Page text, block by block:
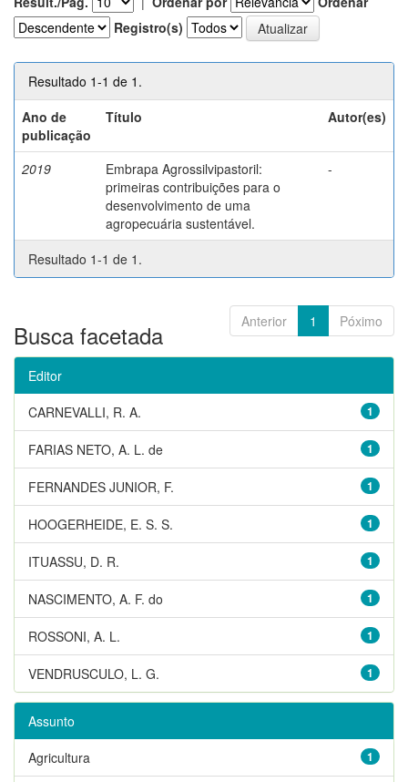
Registro(s)
Resultado 1-1 de 1.
Ano de
publicação
Título Autor(es)
2019
Embrapa Agrossilvipastoril:
primeiras contribuições para o
desenvolvimento de uma
agropecuária sustentável.
-
Resultado 1-1 de 1.
Anterior 1 Póximo
Busca facetada
Editor
1
CARNEVALLI, R. A.
1
FARIAS NETO, A. L. de
1
FERNANDES JUNIOR, F.
1
HOOGERHEIDE, E. S. S.
1
ITUASSU, D. R.
1
NASCIMENTO, A. F. do
1
ROSSONI, A. L.
1
VENDRUSCULO, L. G.
Assunto
1
Agricultura